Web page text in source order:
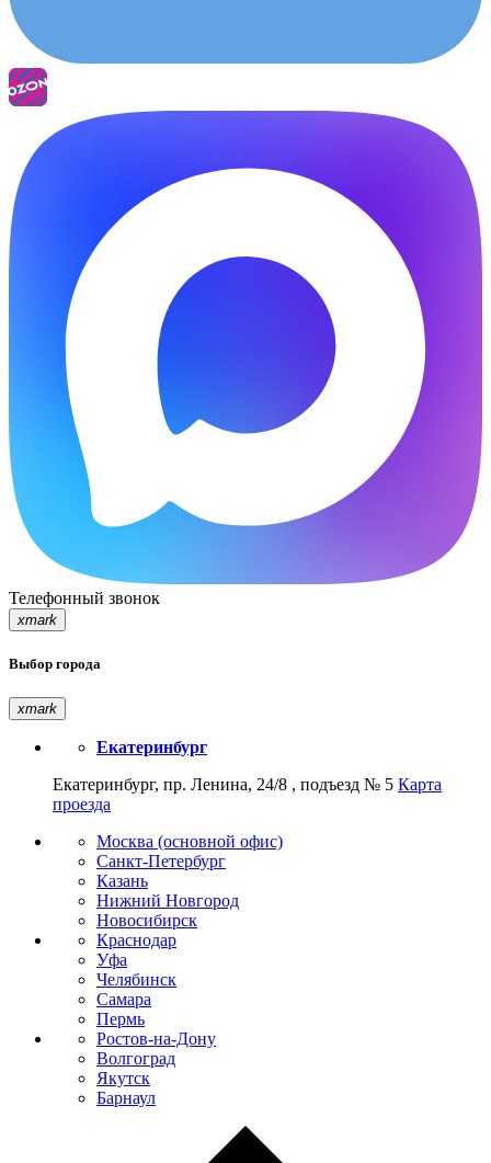
Телефонный звонок
xmark
Выбор города
xmark
Екатеринбург
Екатеринбург, пр. Ленина, 24/8 , подъезд № 5 Карта
проезда
Москва (основной офис)
Санкт-Петербург
Казань
Нижний Новгород
Новосибирск
Краснодар
Уфа
Челябинск
Самара
Пермь
Ростов-на-Дону
Волгоград
Якутск
Барнаул